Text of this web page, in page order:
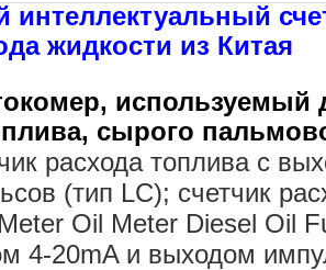
жидкости из Китая
используемый
сырого
расхода топлива с
(тип LC); счетчик
Oil Meter Diesel Oil
4-20mA и выходом